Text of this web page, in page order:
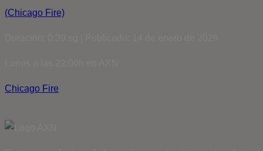
(Chicago Fire)
Chicago Fire